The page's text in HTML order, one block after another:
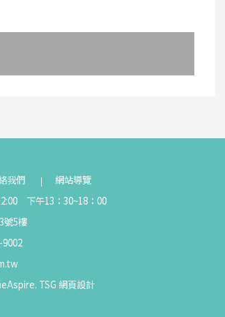
我們
網站導覽
下午13：30~18：00
號5樓
TSG 網頁設計